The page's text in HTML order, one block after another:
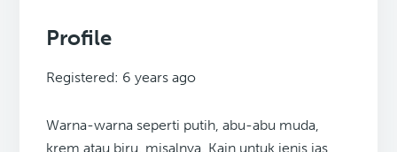
Profile
Registered: 6 years ago
Warna-warna seperti putih, abu-abu muda,
krem ​​atau biru, misalnya. Kain untuk jenis jas